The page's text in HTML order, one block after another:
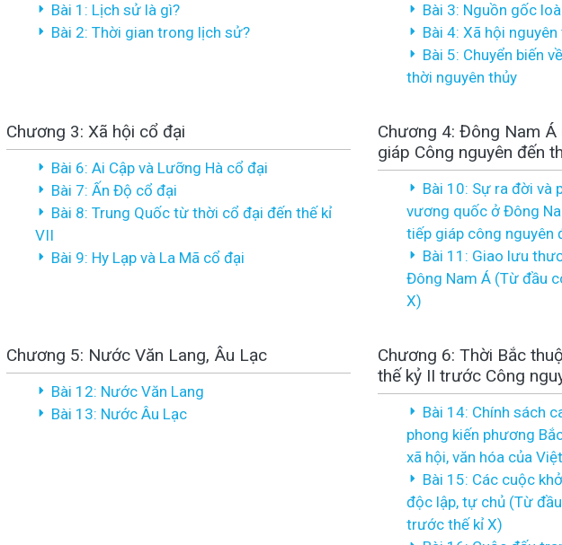
Bài 1: Lịch sử là gì?
Bài 2: Thời gian trong lịch sử?
Bài 3: Nguồn gốc
Bài 4: Xã hội nguyên
Bài 5: Chuyển biến
thời nguyên thủy
Chương 3: Xã hội cổ đại
Bài 6: Ai Cập và Lưỡng Hà cổ đại
Bài 7: Ấn Độ cổ đại
Bài 8: Trung Quốc từ thời cổ đại đến thế kỉ
VII
Bài 9: Hy Lạp và La Mã cổ đại
Chương 4: Đông Nam
giáp Công nguyên đến
Bài 10: Sự ra đời và
vương quốc ở Đông
tiếp giáp công nguyên
Bài 11: Giao lưu
Đông Nam Á (Từ đầu
X)
Chương 5: Nước Văn Lang, Âu Lạc
Bài 12: Nước Văn Lang
Bài 13: Nước Âu Lạc
Chương 6: Thời Bắc
thế kỷ II trước Công
Bài 14: Chính sách
phong kiến phương
xã hội, văn hóa của
Bài 15: Các cuộc
độc lập, tự chủ (Từ
trước thế kỉ X)